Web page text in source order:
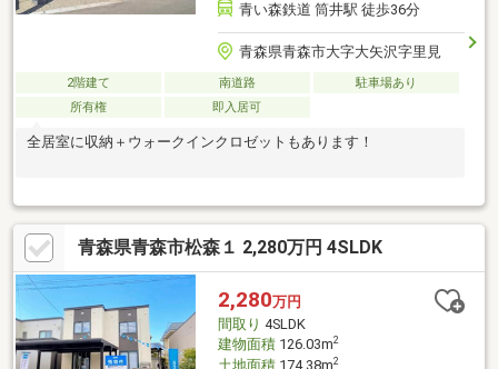
青い森鉄道 筒井駅 徒歩36分
青森県青森市大字大矢沢字里見
2階建て 南道路
駐車場あり
所有権
即入居可
全居室に収納＋ウォークインクロゼットもあります！
青森県青森市松森１ 2,280万円 4SLDK
2,280万円
間取り 4SLDK
建物面積126.03m2
土地面積174.38m2